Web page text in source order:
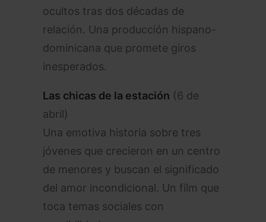
ocultos tras dos décadas de
relación. Una producción hispano-
dominicana que promete giros
inesperados.
Las chicas de la estación (6 de
abril)
Una emotiva historia sobre tres
jóvenes que crecieron en un centro
de menores y buscan el significado
del amor incondicional. Un film que
toca temas sociales con